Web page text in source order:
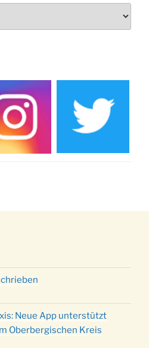
in Drabenderhöhe um 17:00
11:15 Uhr
von 14-16:30 Uhr
Honterus Chors im
19:00 Uhr
Ev. Gemeindehaus von 10-
19:00 Uhr
Brauchtum am
Hof um 17:00 Uhr
Ev. Gemeindehaus von 10-
des Honterus Chors in
Uhr
Neue App unterstützt
Oberbergischen Kreis